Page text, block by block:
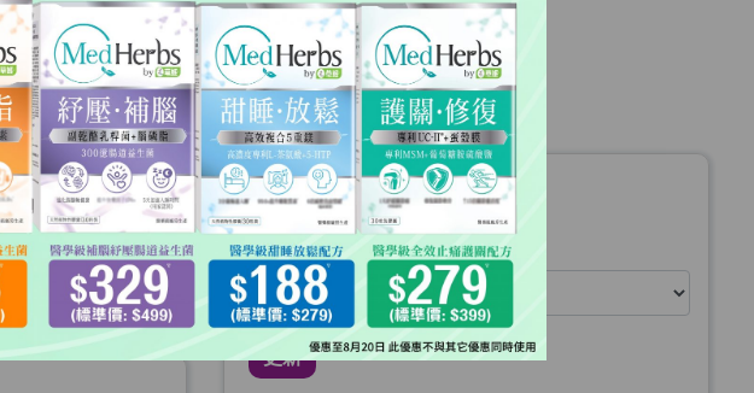
結帳
小計
HKD$359
運送地區:
暫時未能提供寄往美國服務
更新